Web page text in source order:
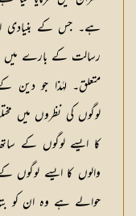
ہے۔ جس کے بنیادی
رسالت کے بارے میں
متعلق۔ لہٰذا جو
لوگوں کی نظروں
کا ایسے لوگوں کے
والوں کا ایسے لوگوں
حوالے ہے وہ ان کو